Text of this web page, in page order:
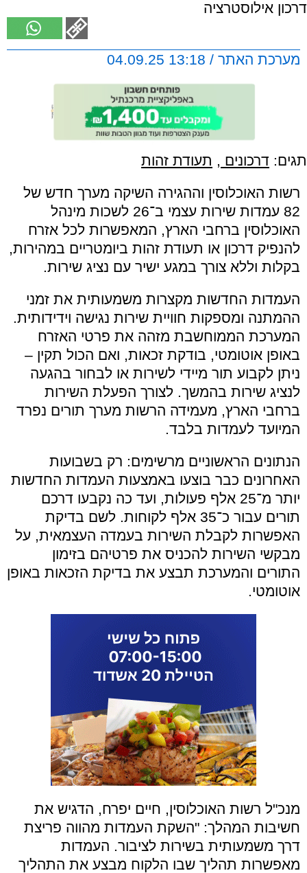
דרכון אילוסטרציה
מערכת האתר / 13:18 04.09.25
תגים: דרכונים , תעודת זהות
רשות האוכלוסין וההגירה השיקה מערך חדש של
82 עמדות שירות עצמי ב־26 לשכות מינהל
האוכלוסין ברחבי הארץ, המאפשרות לכל אזרח
להנפיק דרכון או תעודת זהות ביומטריים במהירות,
בקלות וללא צורך במגע ישיר עם נציג שירות.
העמדות החדשות מקצרות משמעותית את זמני
ההמתנה ומספקות חוויית שירות נגישה וידידותית.
המערכת הממוחשבת מזהה את פרטי האזרח
באופן אוטומטי, בודקת זכאות, ואם הכול תקין –
ניתן לקבוע תור מיידי לשירות או לבחור בהגעה
לנציג שירות בהמשך. לצורך הפעלת השירות
ברחבי הארץ, מעמידה הרשות מערך תורים נפרד
המיועד לעמדות בלבד.
הנתונים הראשוניים מרשימים: רק בשבועות
האחרונים כבר בוצעו באמצעות העמדות החדשות
יותר מ־25 אלף פעולות, ועד כה נקבעו דרכם
תורים עבור כ־35 אלף לקוחות. לשם בדיקת
האפשרות לקבלת השירות בעמדה העצמאית, על
מבקשי השירות להכניס את פרטיהם בזימון
התורים והמערכת תבצע את בדיקת הזכאות באופן
אוטומטי.
מנכ"ל רשות האוכלוסין, חיים יפרח, הדגיש את
חשיבות המהלך: "השקת העמדות מהווה פריצת
דרך משמעותית בשירות לציבור. העמדות
מאפשרות תהליך שבו הלקוח מבצע את התהליך